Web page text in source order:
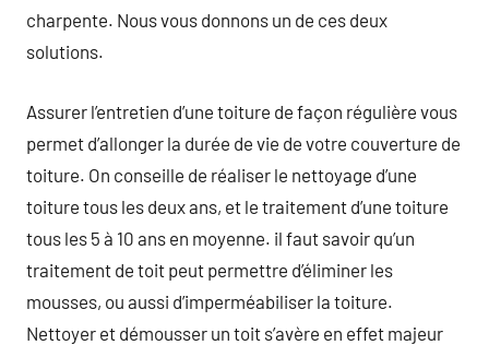
charpente. Nous vous donnons un de ces deux
solutions.
Assurer l’entretien d’une toiture de façon régulière vous
permet d’allonger la durée de vie de votre couverture de
toiture. On conseille de réaliser le nettoyage d’une
toiture tous les deux ans, et le traitement d’une toiture
tous les 5 à 10 ans en moyenne. il faut savoir qu’un
traitement de toit peut permettre d’éliminer les
mousses, ou aussi d’imperméabiliser la toiture.
Nettoyer et démousser un toit s’avère en effet majeur